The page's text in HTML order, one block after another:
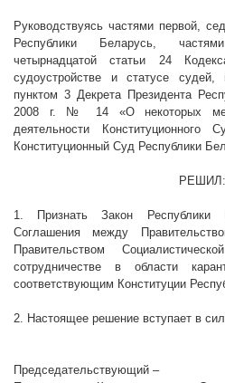
Руководствуясь частями первой,
Республики Беларусь,
четырнадцатой статьи 24
судоустройстве и статусе
пунктом 3 Декрета Президента
2008 г. № 14 «О некоторых
деятельности Конституционного
Конституционный Суд Республики
РЕШИЛ:
1. Признать Закон Республики
Соглашения между
Правительством
сотрудничестве в области
соответствующим Конституции
2. Настоящее решение вступает в
Председательствующий –